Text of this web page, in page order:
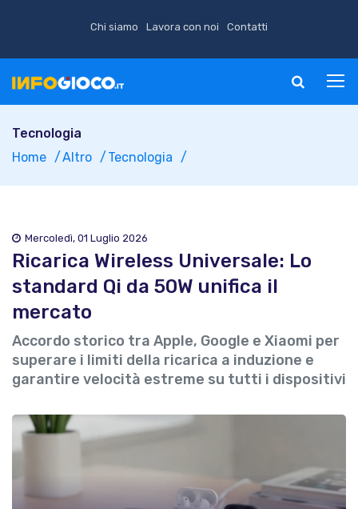
Chi siamo Lavora con noi Contatti
Tecnologia
Home
Altro Tecnologia
Mercoledì, 01 Luglio 2026
Ricarica Wireless Universale: Lo
standard Qi da 50W unifica il
mercato
Accordo storico tra Apple, Google e Xiaomi per
superare i limiti della ricarica a induzione e
garantire velocità estreme su tutti i dispositivi